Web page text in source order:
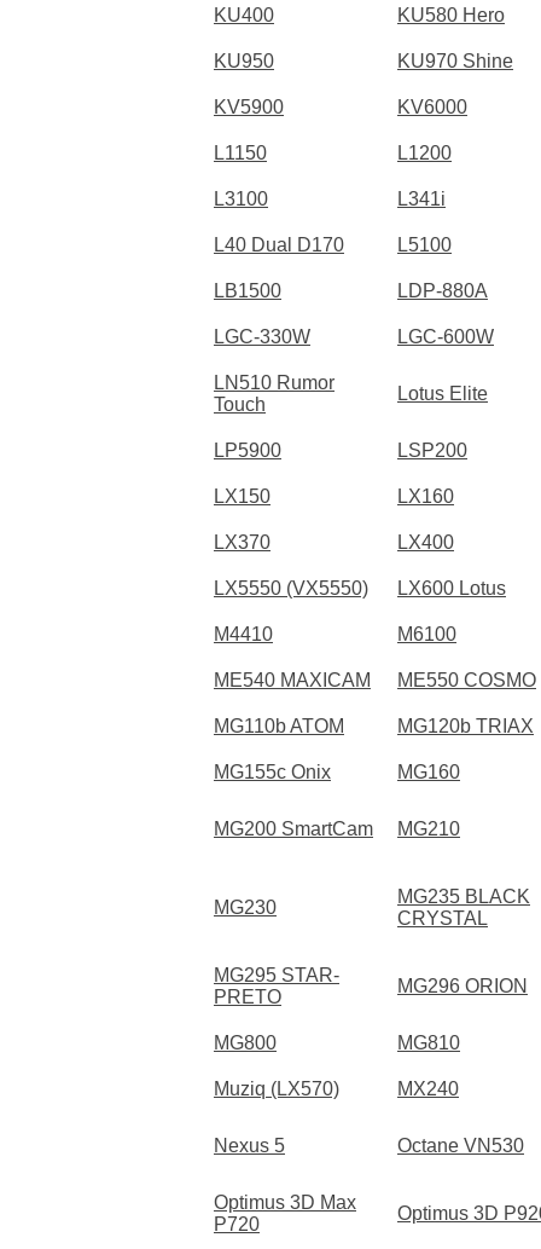
KU400 KU580 Hero
KU950 KU970 Shine
KV5900 KV6000
L1150 L1200
L3100 L341i
L40 Dual D170 L5100
LB1500 LDP-880A
LGC-330W LGC-600W
LN510 Rumor
Touch
Lotus Elite
LP5900 LSP200
LX150 LX160
LX370 LX400
LX5550 (VX5550) LX600 Lotus
M4410 M6100
ME540 MAXICAM ME550 COSMO
MG110b ATOM MG120b TRIAX
MG155c Onix MG160
MG200 SmartCam MG210
MG230
MG235 BLACK
CRYSTAL
MG295 STAR-
PRETO
MG296 ORION
MG800 MG810
Muziq (LX570) MX240
Nexus 5 Octane VN530
Optimus 3D Max
P720
Optimus 3D